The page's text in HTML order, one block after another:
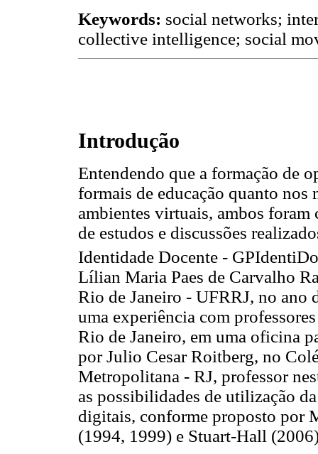
Keywords: social networks;
collective intelligence; social
Introdução
Entendendo que a formação de
formais de educação quanto nos
ambientes virtuais, ambos foram
de estudos e discussões
Identidade Docente -
Lílian Maria Paes de Carvalho
Rio de Janeiro - UFRRJ, no ano
uma experiência com
Rio de Janeiro, em uma oficina
por Julio Cesar Roitberg, no
Metropolitana - RJ, professor
as possibilidades de utilização
digitais, conforme proposto por
(1994, 1999) e Stuart-Hall